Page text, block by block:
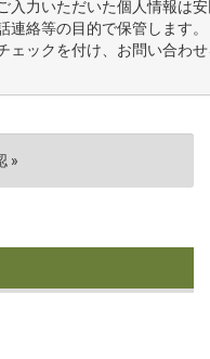
入力いただいた個人情報は
連絡等の目的で保管します
ェックを付け、お問い合わ